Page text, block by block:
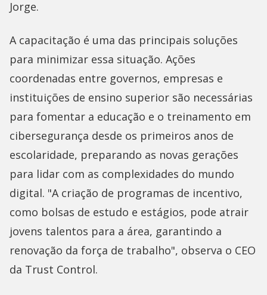
Jorge.
A capacitação é uma das principais soluções
para minimizar essa situação. Ações
coordenadas entre governos, empresas e
instituições de ensino superior são necessárias
para fomentar a educação e o treinamento em
cibersegurança desde os primeiros anos de
escolaridade, preparando as novas gerações
para lidar com as complexidades do mundo
digital. "A criação de programas de incentivo,
como bolsas de estudo e estágios, pode atrair
jovens talentos para a área, garantindo a
renovação da força de trabalho", observa o CEO
da Trust Control.